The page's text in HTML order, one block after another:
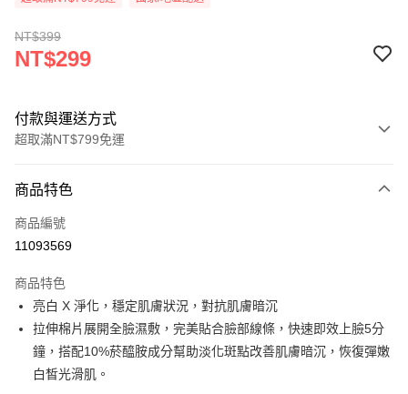
NT$399
NT$299
付款與運送方式
超取滿NT$799免運
信用卡一次付款
超商取貨付款
Apple Pay
街口支付
悠遊付
商品特色
商品編號
11093569
商品特色
亮白 X 淨化，穩定肌膚狀況，對抗肌膚暗沉
拉伸棉片展開全臉濕敷，完美貼合臉部線條，快速即效上臉5分
鐘，搭配10%菸醯胺成分幫助淡化斑點改善肌膚暗沉，恢復彈嫩
白皙光滑肌。